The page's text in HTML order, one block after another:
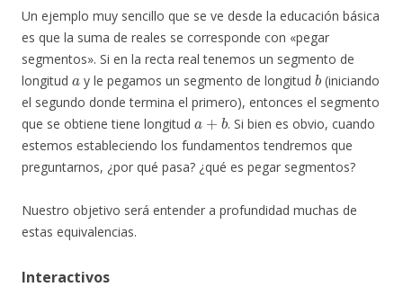
Un ejemplo muy sencillo que se ve desde la educación básica
es que la suma de reales se corresponde con «pegar
segmentos». Si en la recta real tenemos un segmento de
longitud
a
y le pegamos un segmento de longitud
b
(iniciando
el segundo donde termina el primero), entonces el segmento
que se obtiene tiene longitud
a+b
. Si bien es obvio, cuando
estemos estableciendo los fundamentos tendremos que
preguntarnos, ¿por qué pasa? ¿qué es pegar segmentos?
Nuestro objetivo será entender a profundidad muchas de
estas equivalencias.
Interactivos